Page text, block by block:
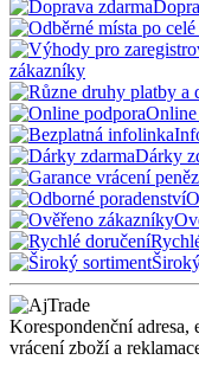
zákazníky
Online
Dárky
Korespondenční adresa,
vrácení zboží a